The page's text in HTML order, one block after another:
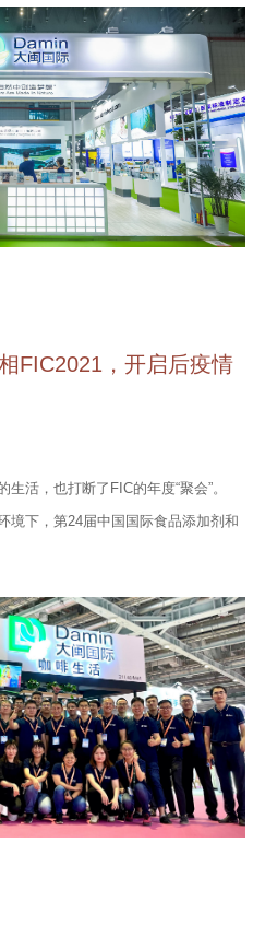
FIC2021，开启后疫情
活，也打断了FIC的年度“聚会”。
境下，第24届中国国际食品添加剂和